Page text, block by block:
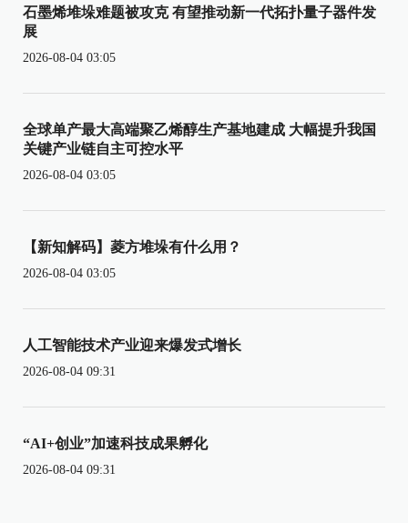
石墨烯堆垛难题被攻克 有望推动新一代拓扑量子器件发
展
2026-08-04 03:05
全球单产最大高端聚乙烯醇生产基地建成 大幅提升我国
关键产业链自主可控水平
2026-08-04 03:05
【新知解码】菱方堆垛有什么用？
2026-08-04 03:05
人工智能技术产业迎来爆发式增长
2026-08-04 09:31
“AI+创业”加速科技成果孵化
2026-08-04 09:31